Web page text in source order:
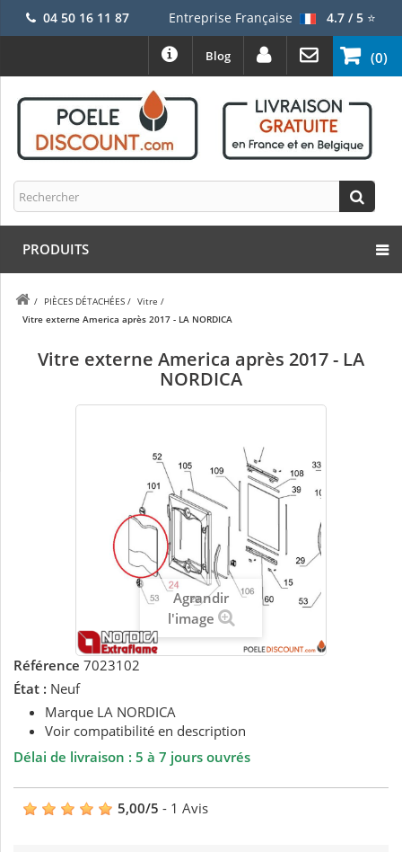
04 50 16 11 87 Entreprise Française 4.7 / 5⭐
(0)
Blog
PRODUITS
/ PIÈCES DÉTACHÉES / Vitre /
Vitre externe America après 2017 - LA NORDICA
Vitre externe America après 2017 - LA
NORDICA
Agrandir
l'image
Référence 7023102
État : Neuf
Marque LA NORDICA
Voir compatibilité en description
Délai de livraison : 5 à 7 jours ouvrés
5,00/5 - 1 Avis